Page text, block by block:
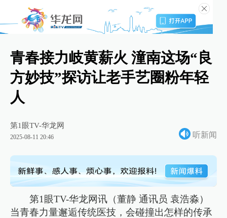
青春接力岐黄薪火 潼南这场“良
方妙技”探访让老手艺圈粉年轻
人
第1眼TV-华龙网
2025-08-11 20:46 听新闻
第1眼TV-华龙网讯（董静 通讯员 袁浩淼）
当青春力量邂逅传统医技，会碰撞出怎样的传承